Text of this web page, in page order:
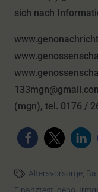
sich nach
(mgn), tel. 0176 /
Altersvorsorge,